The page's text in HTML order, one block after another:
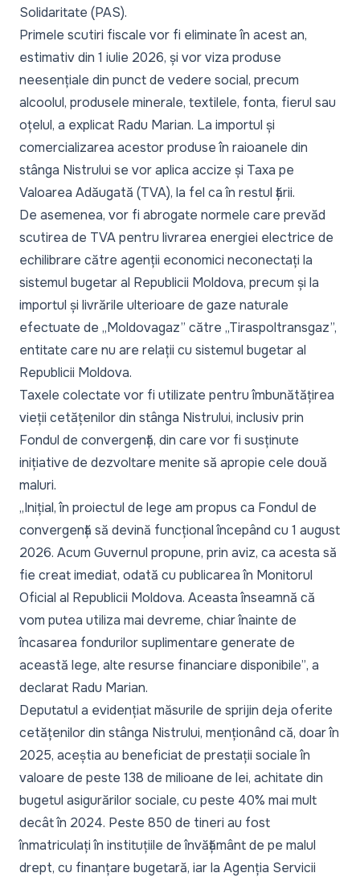
Solidaritate (PAS).
Primele scutiri fiscale vor fi eliminate în acest an,
estimativ din 1 iulie 2026, și vor viza produse
neesențiale din punct de vedere social, precum
alcoolul, produsele minerale, textilele, fonta, fierul sau
oțelul, a explicat Radu Marian. La importul și
comercializarea acestor produse în raioanele din
stânga Nistrului se vor aplica accize și Taxa pe
Valoarea Adăugată (TVA), la fel ca în restul țării.
De asemenea, vor fi abrogate normele care prevăd
scutirea de TVA pentru livrarea energiei electrice de
echilibrare către agenții economici neconectați la
sistemul bugetar al Republicii Moldova, precum și la
importul și livrările ulterioare de gaze naturale
efectuate de „Moldovagaz” către „Tiraspoltransgaz”,
entitate care nu are relații cu sistemul bugetar al
Republicii Moldova.
Taxele colectate vor fi utilizate pentru îmbunătățirea
vieții cetățenilor din stânga Nistrului, inclusiv prin
Fondul de convergență, din care vor fi susținute
inițiative de dezvoltare menite să apropie cele două
maluri.
„Inițial, în proiectul de lege am propus ca Fondul de
convergență să devină funcțional începând cu 1 august
2026. Acum Guvernul propune, prin aviz, ca acesta să
fie creat imediat, odată cu publicarea în Monitorul
Oficial al Republicii Moldova. Aceasta înseamnă că
vom putea utiliza mai devreme, chiar înainte de
încasarea fondurilor suplimentare generate de
această lege, alte resurse financiare disponibile”, a
declarat Radu Marian.
Deputatul a evidențiat măsurile de sprijin deja oferite
cetățenilor din stânga Nistrului, menționând că, doar în
2025, aceștia au beneficiat de prestații sociale în
valoare de peste 138 de milioane de lei, achitate din
bugetul asigurărilor sociale, cu peste 40% mai mult
decât în 2024. Peste 850 de tineri au fost
înmatriculați în instituțiile de învățământ de pe malul
drept, cu finanțare bugetară, iar la Agenția Servicii